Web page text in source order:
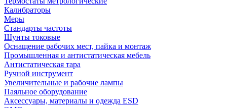
Калибраторы
Меры
Стандарты частоты
Шунты токовые
Оснащение рабочих мест, пайка и монтаж
Промышленная и антистатическая мебель
Антистатическая тара
Ручной инструмент
Увеличительные и рабочие лампы
Паяльное оборудование
Аксессуары, материалы и одежда ESD